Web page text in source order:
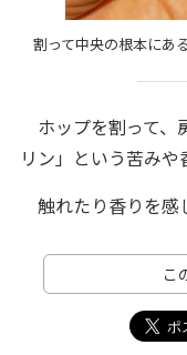
割って中央の根本にあ
ホップを割って、
リン」という苦みや
触れたり香りを感
こ